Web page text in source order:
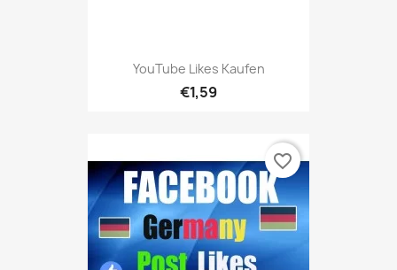
YouTube Likes Kaufen
€1,59
favorite_border